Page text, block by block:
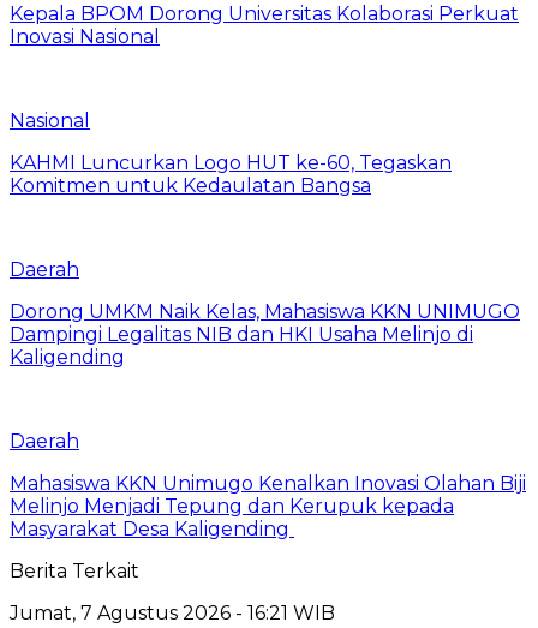
Kepala BPOM Dorong Universitas Kolaborasi Perkuat
Inovasi Nasional
Nasional
KAHMI Luncurkan Logo HUT ke-60, Tegaskan
Komitmen untuk Kedaulatan Bangsa
Daerah
Dorong UMKM Naik Kelas, Mahasiswa KKN UNIMUGO
Dampingi Legalitas NIB dan HKI Usaha Melinjo di
Kaligending
Daerah
Mahasiswa KKN Unimugo Kenalkan Inovasi Olahan Biji
Melinjo Menjadi Tepung dan Kerupuk kepada
Masyarakat Desa Kaligending
Berita Terkait
Jumat, 7 Agustus 2026 - 16:21 WIB